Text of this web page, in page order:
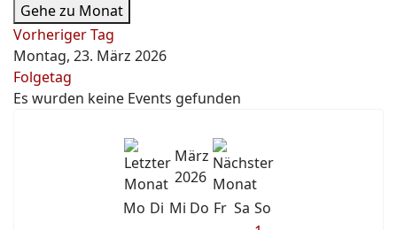
Gehe zu Monat
Vorheriger Tag
Montag, 23. März 2026
Folgetag
Es wurden keine Events gefunden
März
2026
Mo Di Mi Do Fr Sa So